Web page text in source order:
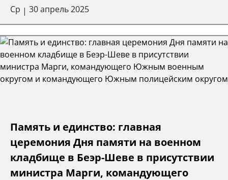
Ср | 30 апрель 2025
Память и единство: главная
церемония Дня памяти на военном
кладбище в Беэр-Шеве в присутствии
министра Марги, командующего